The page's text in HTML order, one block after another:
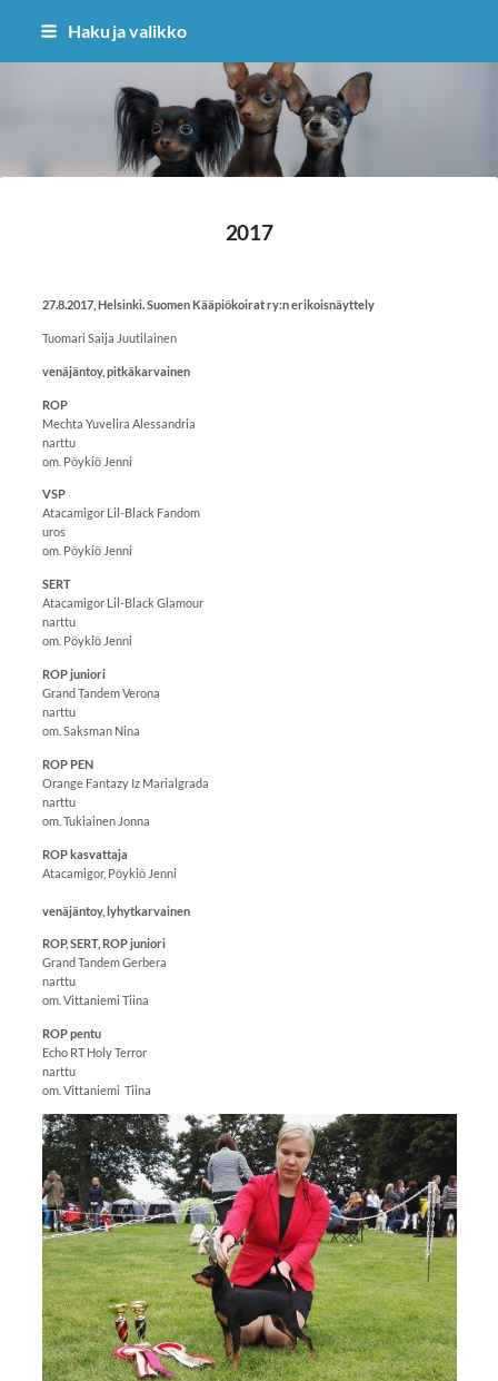
Haku ja valikko
Sivuston etusivulle
2017
27.8.2017, Helsinki. Suomen Kääpiökoirat ry:n erikoisnäyttely
Tuomari Saija Juutilainen
venäjäntoy, pitkäkarvainen
ROP
Mechta Yuvelira Alessandria
narttu
om. Pöykiö Jenni
VSP
Atacamigor Lil-Black Fandom
uros
om. Pöykiö Jenni
SERT
Atacamigor Lil-Black Glamour
narttu
om. Pöykiö Jenni
ROP juniori
Grand Tandem Verona
narttu
om. Saksman Nina
ROP PEN
Orange Fantazy Iz Marialgrada
narttu
om. Tukiainen Jonna
ROP kasvattaja
Atacamigor, Pöykiö Jenni
venäjäntoy, lyhytkarvainen
ROP, SERT, ROP juniori
Grand Tandem Gerbera
narttu
om. Vittaniemi Tiina
ROP pentu
Echo RT Holy Terror
narttu
om. Vittaniemi Tiina